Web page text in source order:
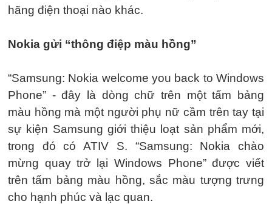
hãng điện thoại nào khác.
Nokia gửi “thông điệp màu hồng”
“Samsung: Nokia welcome you back to Windows
Phone” - đây là dòng chữ trên một tấm bảng
màu hồng mà một người phụ nữ cầm trên tay tại
sự kiện Samsung giới thiệu loạt sản phẩm mới,
trong đó có ATIV S. “Samsung: Nokia chào
mừng quay trở lại Windows Phone” được viết
trên tấm bảng màu hồng, sắc màu tượng trưng
cho hạnh phúc và lạc quan.